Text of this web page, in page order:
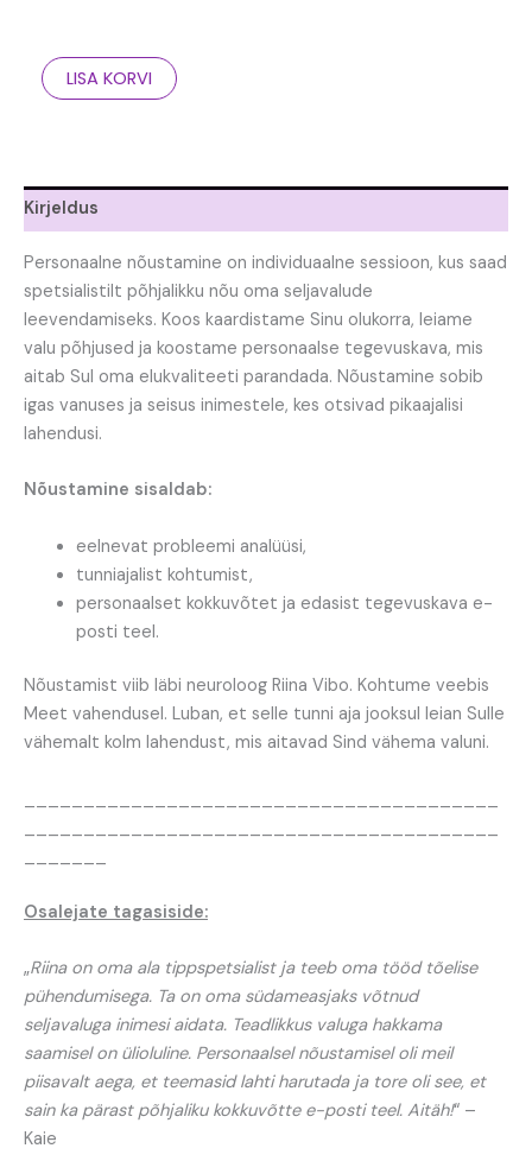
LISA KORVI
Kirjeldus
Personaalne nõustamine on individuaalne sessioon, kus saad
spetsialistilt põhjalikku nõu oma seljavalude
leevendamiseks. Koos kaardistame Sinu olukorra, leiame
valu põhjused ja koostame personaalse tegevuskava, mis
aitab Sul oma elukvaliteeti parandada. Nõustamine sobib
igas vanuses ja seisus inimestele, kes otsivad pikaajalisi
lahendusi.
Nõustamine sisaldab:
eelnevat probleemi analüüsi,
tunniajalist kohtumist,
personaalset kokkuvõtet ja edasist tegevuskava e-
posti teel.
Nõustamist viib läbi neuroloog Riina Vibo. Kohtume veebis
Meet vahendusel. Luban, et selle tunni aja jooksul leian Sulle
vähemalt kolm lahendust, mis aitavad Sind vähema valuni.
Osalejate tagasiside:
„Riina on oma ala tippspetsialist ja teeb oma tööd tõelise
pühendumisega. Ta on oma südameasjaks võtnud
seljavaluga inimesi aidata. Teadlikkus valuga hakkama
saamisel on ülioluline. Personaalsel nõustamisel oli meil
piisavalt aega, et teemasid lahti harutada ja tore oli see, et
sain ka pärast põhjaliku kokkuvõtte e-posti teel. Aitäh!“ –
Kaie